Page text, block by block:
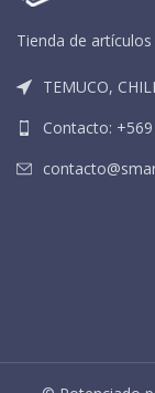
Tienda de
TEMUCO,
Contacto: